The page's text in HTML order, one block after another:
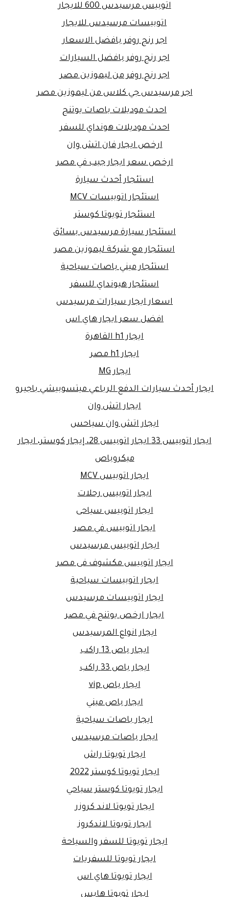
اتوبيس مرسيدس 600 للايجار
اتوبيسات مرسيدس للايجار
اجر رنج روفر بافضل الاسعار
اجر رنج روفر بافضل السيارات
اجر رنج روفر من ليموزين مصر
اجر مرسيدس جي كلاس من ليموزين مصر
احدث موديلات باصات يوتنج
احدث موديلات هونداي للسفر
ارخص ايجار فان اتش وان
ارخص سعر ايجار جيب في مصر
استئجار أحدث سيارة
استئجار اتوبيسات MCV
استئجار تويوتا كوستر
استئجار سيارة مرسيدس بسائق
استئجار مع شركة ليموزين مصر
استئجار ميني باصات سياحية
استئجار هيونداي للسفر
اسعار ايجار سيارات مرسيدس
افضل سعر ايجار هاي اس
ايجار h1 القاهرة
ايجار h1 مصر
ايجار MG
ايجار أحدث سيارات الدفع الرباعي ميتسوبيشي باجيرو
ايجار اتش وان
ايجار اتش وان سياحس
ايجار اتوبيس 33 ايجار اتوبيس 28، إيجار كوستر، ايجار
ميكروباص
ايجار اتوبيس MCV
ايجار اتوبيس رحلات
ايجار اتوبيس سياحى
ايجار اتوبيس في مصر
ايجار اتوبيس مرسيدس
ايجار اتوبيس مكشوف فى مصر
ايجار اتوبيسات سياحية
ايجار اتوبيسات مرسيدس
ايجار ارخص يوتنج في مصر
ايجار انواع المرسيدس
ايجار باص 13 راكب
ايجار باص 33 راكب
ايجار باص vip
ايجار باص ميني
ايجار باصات سياحية
ايجار باصات مرسيدس
ايجار تويوتا راش
ايجار تويوتا كوستر 2022
ايجار تويوتا كوستر سياحي
ايجار تويوتا لاند كروزر
ايجار تويوتا لاندكروز
ايجار تويوتا للسفر والسياحة
ايجار تويوتا للسفريات
ايجار تويوتا هاي اس
ايجار تويوتا هايس